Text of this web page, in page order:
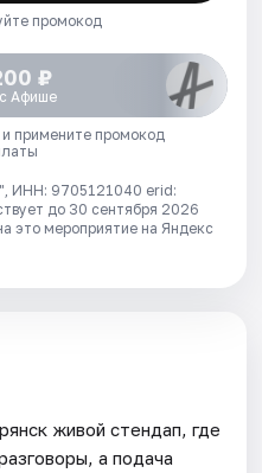
промокод
₽
Афише
примените промокод
ИНН: 9705121040 erid:
до 30 сентября 2026
это мероприятие на Яндекс
живой стендап, где
а подача